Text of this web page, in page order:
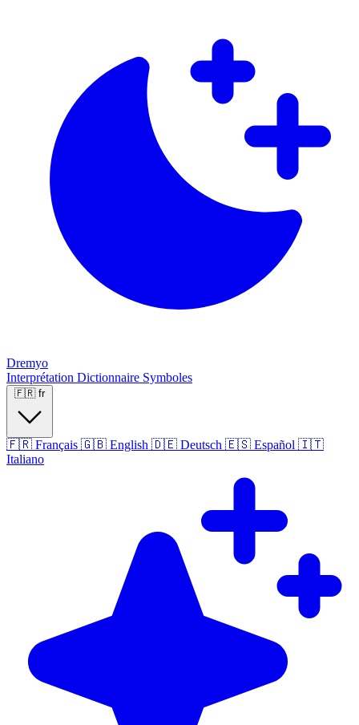
Dremyo
Interprétation Dictionnaire Symboles
🇫🇷 fr
🇫🇷 Français 🇬🇧 English 🇩🇪 Deutsch 🇪🇸 Español 🇮🇹
Italiano